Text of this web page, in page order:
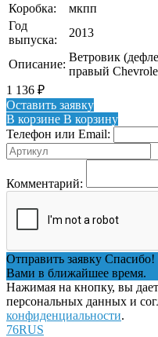
Коробка:
мкпп
Год
выпуска:
2013
Описание:
Ветровик
правый
1 136 ₽
Оставить заявку
В корзине В корзину
Телефон или Email:
Комментарий:
Отправить заявку Спасибо!
Вами в ближайшее время.
Нажимая на кнопку, вы
персональных данных и
конфиденциальности.
76RUS